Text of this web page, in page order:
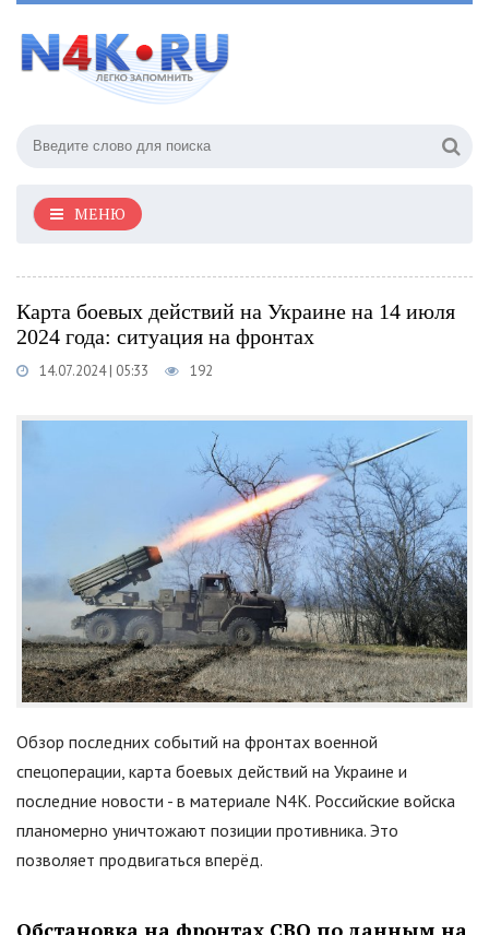
МЕНЮ
Карта боевых действий на Украине на 14 июля
2024 года: ситуация на фронтах
14.07.2024 | 05:33 192
Обзор последних событий на фронтах военной
спецоперации, карта боевых действий на Украине и
последние новости - в материале N4K. Российские войска
планомерно уничтожают позиции противника. Это
позволяет продвигаться вперёд.